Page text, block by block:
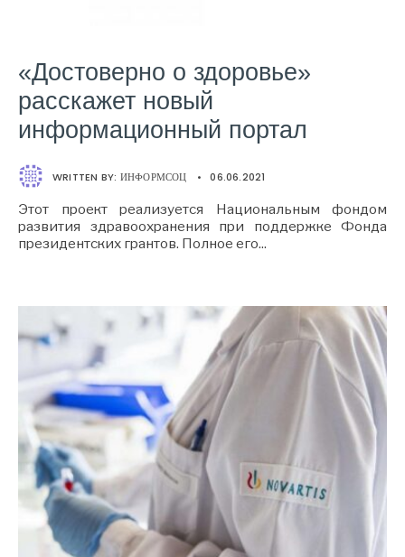
«Достоверно о здоровье»
расскажет новый
информационный портал
WRITTEN BY: ИНФОРМСОЦ • 06.06.2021
Этот проект реализуется Национальным фондом
развития здравоохранения при поддержке Фонда
президентских грантов. Полное его...